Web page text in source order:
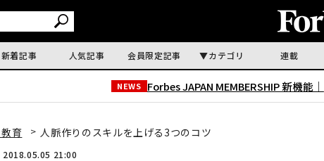
新着記事 人気記事 会員限定記事 カテゴリ 連載
NEWS Forbes JAPAN MEMBERSHIP 新機能｜
育 人脈作りのスキルを上げる3つのコツ
2018.05.05 21:00